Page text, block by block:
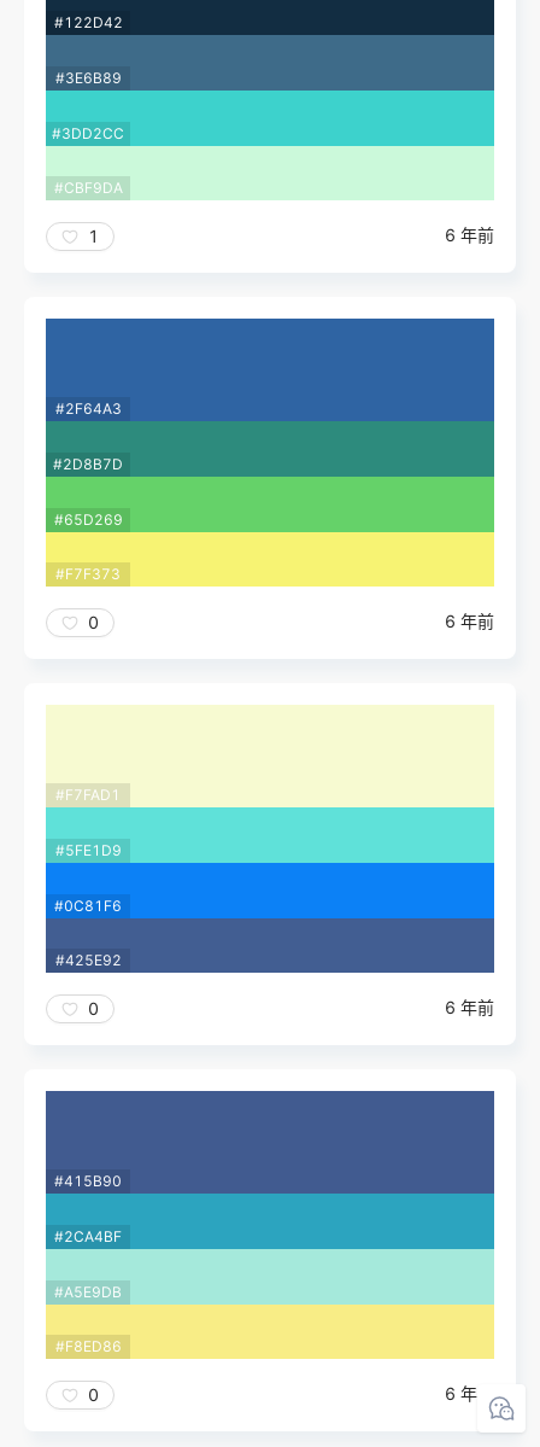
#122D42
#3E6B89
#3DD2CC
#CBF9DA
1 6 年前
#2F64A3
#2D8B7D
#65D269
#F7F373
0 6 年前
#F7FAD1
#5FE1D9
#0C81F6
#425E92
0 6 年前
#415B90
#2CA4BF
#A5E9DB
#F8ED86
0 6 年前